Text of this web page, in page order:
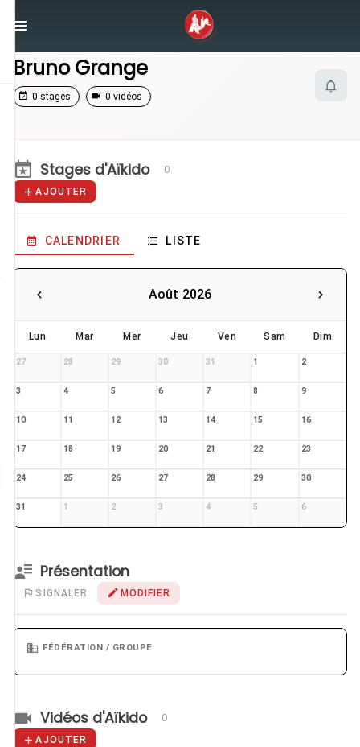
Bruno Grange
Bruno Grange
0 stages 0 vidéos
Stages d'Aïkido 0
AJOUTER
CALENDRIER LISTE
Août 2026
Lun Mar Mer Jeu Ven Sam Dim
27 28 29 30 31 1 2
3 4 5 6 7 8 9
10 11 12 13 14 15 16
17 18 19 20 21 22 23
24 25 26 27 28 29 30
31 1 2 3 4 5 6
Présentation
SIGNALER MODIFIER
FÉDÉRATION / GROUPE
Vidéos d'Aïkido 0
AJOUTER